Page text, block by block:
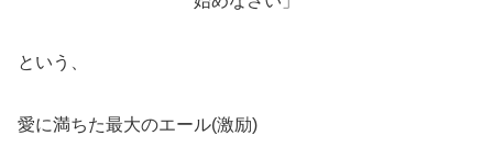
という、
愛に満ちた最大のエール(激励)